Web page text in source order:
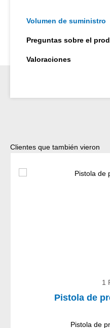
Volumen de suministro
Preguntas sobre el
Valoraciones
Omitir la galería de productos
Clientes que también vieron
1
Pistola de
Pistola de